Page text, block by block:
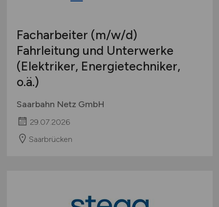
Facharbeiter (m/w/d)
Fahrleitung und Unterwerke
(Elektriker, Energietechniker,
o.ä.)
Saarbahn Netz GmbH
29.07.2026
Saarbrücken